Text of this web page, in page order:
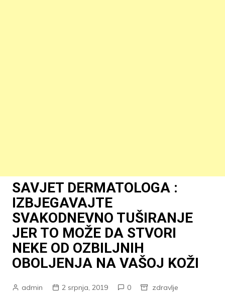
SAVJET DERMATOLOGA :
IZBJEGAVAJTE
SVAKODNEVNO TUŠIRANJE
JER TO MOŽE DA STVORI
NEKE OD OZBILJNIH
OBOLJENJA NA VAŠOJ KOŽI
admin 2 srpnja, 2019 0 zdravlje